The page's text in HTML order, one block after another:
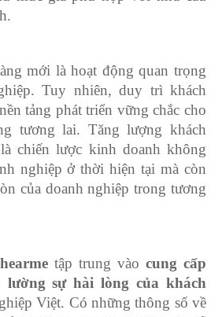
mới là hoạt động quan trọng
Tuy nhiên, duy trì khách
tảng phát triển vững chắc cho
tương lai. Tăng lượng khách
chiến lược kinh doanh không
nghiệp ở thời hiện tại mà còn
của doanh nghiệp trong tương
hearme tập trung vào cung cấp
lường sự hài lòng của khách
Việt. Có những thông số về